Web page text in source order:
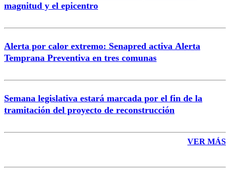
magnitud y el epicentro
Alerta por calor extremo: Senapred activa Alerta
Temprana Preventiva en tres comunas
Semana legislativa estará marcada por el fin de la
tramitación del proyecto de reconstrucción
VER MÁS